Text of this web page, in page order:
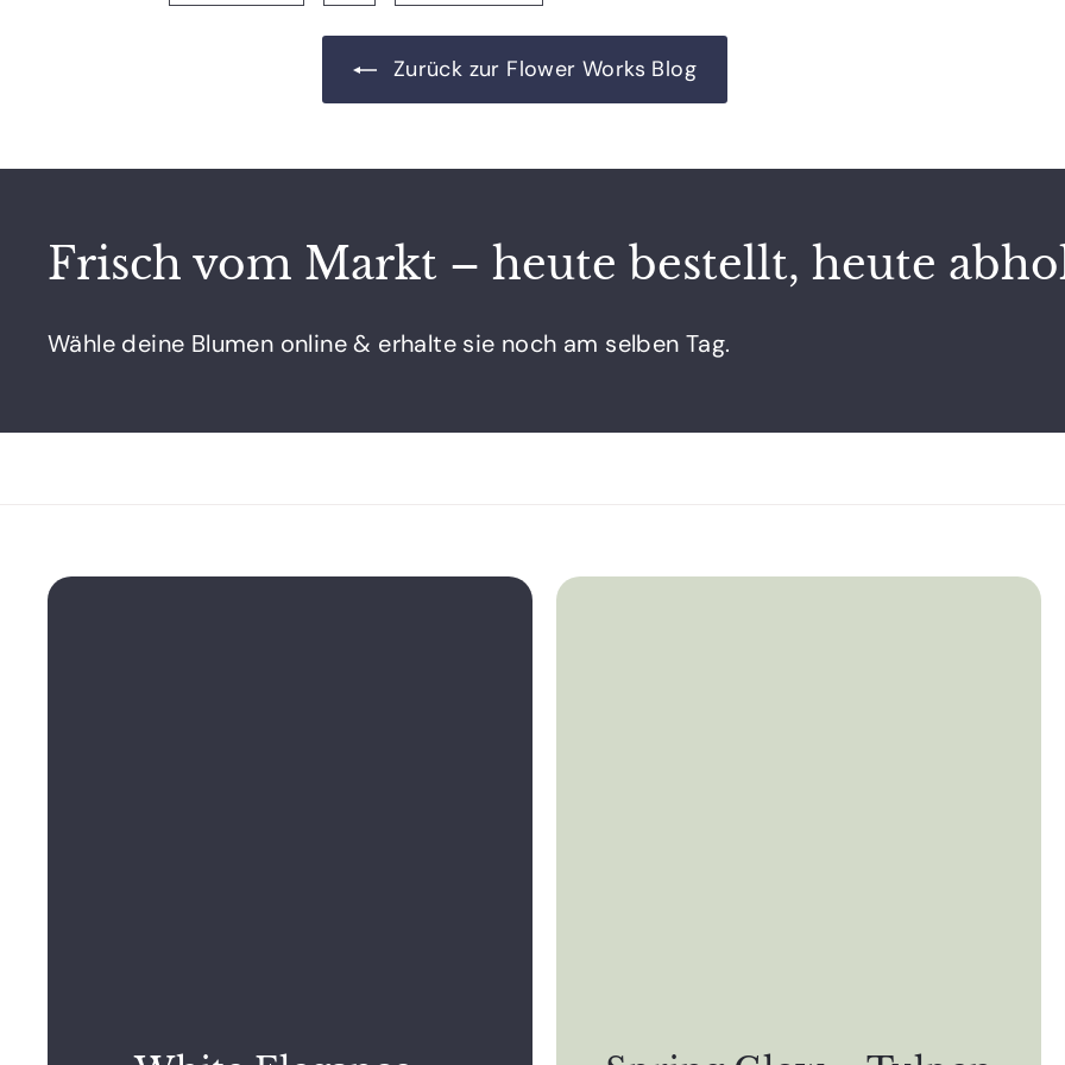
Zurück zur Flower Works Blog
Frisch vom Markt – heute bestellt, heute
Wähle deine Blumen online & erhalte sie noch am selben Tag.